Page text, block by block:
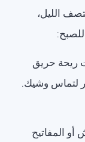
الليل،
ريحة حريق
لتماس وشيك.
أو المفاتيح